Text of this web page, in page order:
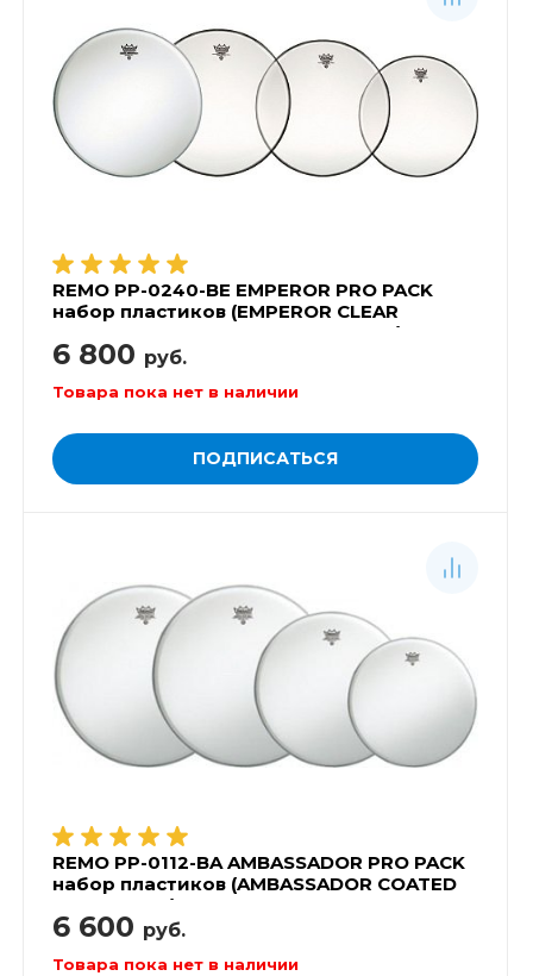
REMO PP-0240-BE EMPEROR PRO PACK
набор пластиков (EMPEROR CLEAR
10',12',14', AMBASSADOR COATED 14')
6 800 руб.
Товара пока нет в наличии
ПОДПИСАТЬСЯ
REMO PP-0112-BA AMBASSADOR PRO PACK
набор пластиков (AMBASSADOR COATED
12',13',14', 16')
6 600 руб.
Товара пока нет в наличии